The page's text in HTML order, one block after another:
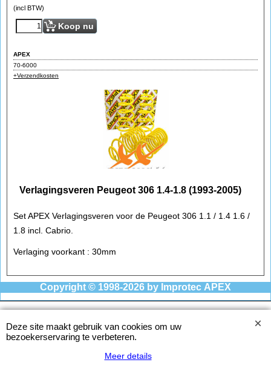
(incl BTW)
Koop nu
APEX
70-6000
+Verzendkosten
Verlagingsveren Peugeot 306 1.4-1.8 (1993-2005)
Set APEX Verlagingsveren voor de Peugeot 306 1.1 / 1.4 1.6 /
1.8 incl. Cabrio.
Verlaging voorkant : 30mm
Copyright © 1998-2026 by Improtec APEX
Deze site maakt gebruik van cookies om uw
bezoekerservaring te verbeteren.
Meer details